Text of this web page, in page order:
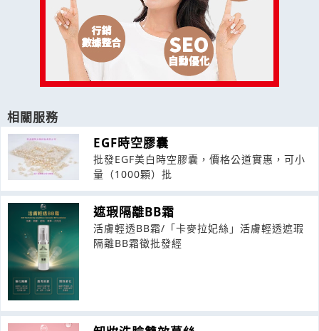
相關服務
EGF時空膠囊
批發EGF美白時空膠囊，價格公道實惠，可小
量（1000顆）批
遮瑕隔離BB霜
活膚輕透BB霜/「卡麥拉妃絲」活膚輕透遮瑕
隔離BB霜徵批發經